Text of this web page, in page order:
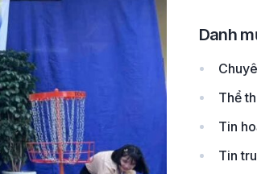
Danh
Thể
Tin
Tin